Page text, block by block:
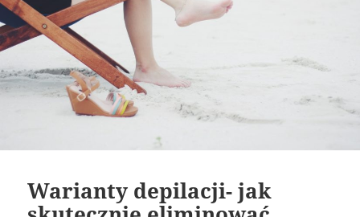
Warianty depilacji- jak